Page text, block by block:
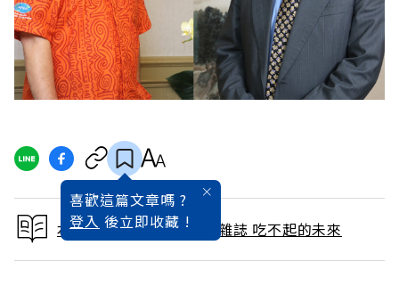
喜歡這篇文章嗎 ?
登入 後立即收藏 !
本文出自 2015 / 12月號雜誌 吃不起的未來